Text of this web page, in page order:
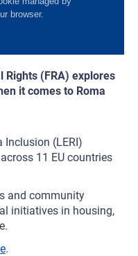
Rights (FRA) explores
it comes to Roma
Inclusion (LERI)
11 EU countries
and community
initiatives in housing,
.